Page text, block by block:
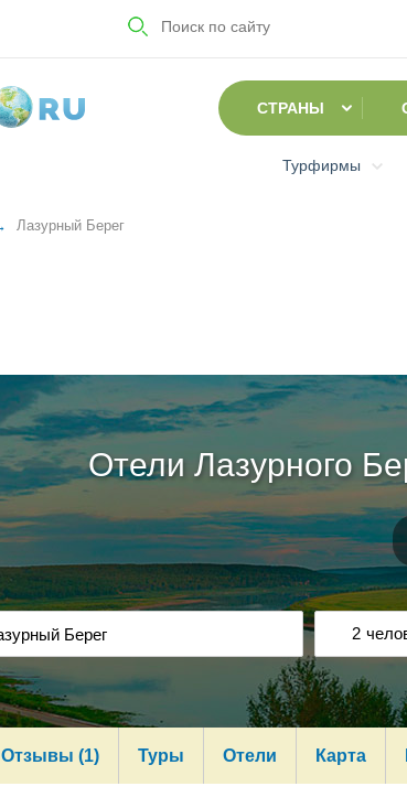
СТРАНЫ
Турфирмы
Лазурный Берег
Отели Лазурного
2
Отзывы (1) Туры Отели Карта